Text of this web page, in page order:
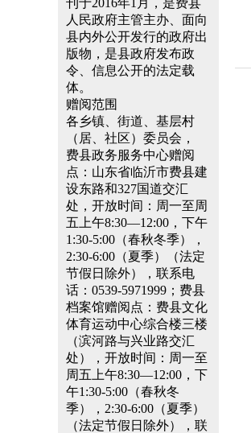
刊于2016年1月，是费县
人民政府主管主办、面向
县内外公开发行的政府出
版物，是县政府发布政
令、信息公开的法定载
体。
赠阅范围
各乡镇、街道、基层村
（居、社区）委员会，
费县政务服务中心赠阅
点：山东省临沂市费县建
设东路和327国道交汇
处，开放时间：周一至周
五上午8:30—12:00，下午
1:30-5:00（春秋冬季），
2:30-6:00（夏季）（法定
节假日除外），联系电
话：0539-5971999；费县
档案馆赠阅点：费县文化
体育运动中心综合楼三楼
（滨河路与兴业路交汇
处），开放时间：周一至
周五上午8:30—12:00，下
午1:30-5:00（春秋冬
季），2:30-6:00（夏季）
（法定节假日除外），联